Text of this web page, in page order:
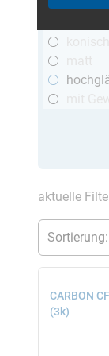
aktuelle
CARBON
(3k)